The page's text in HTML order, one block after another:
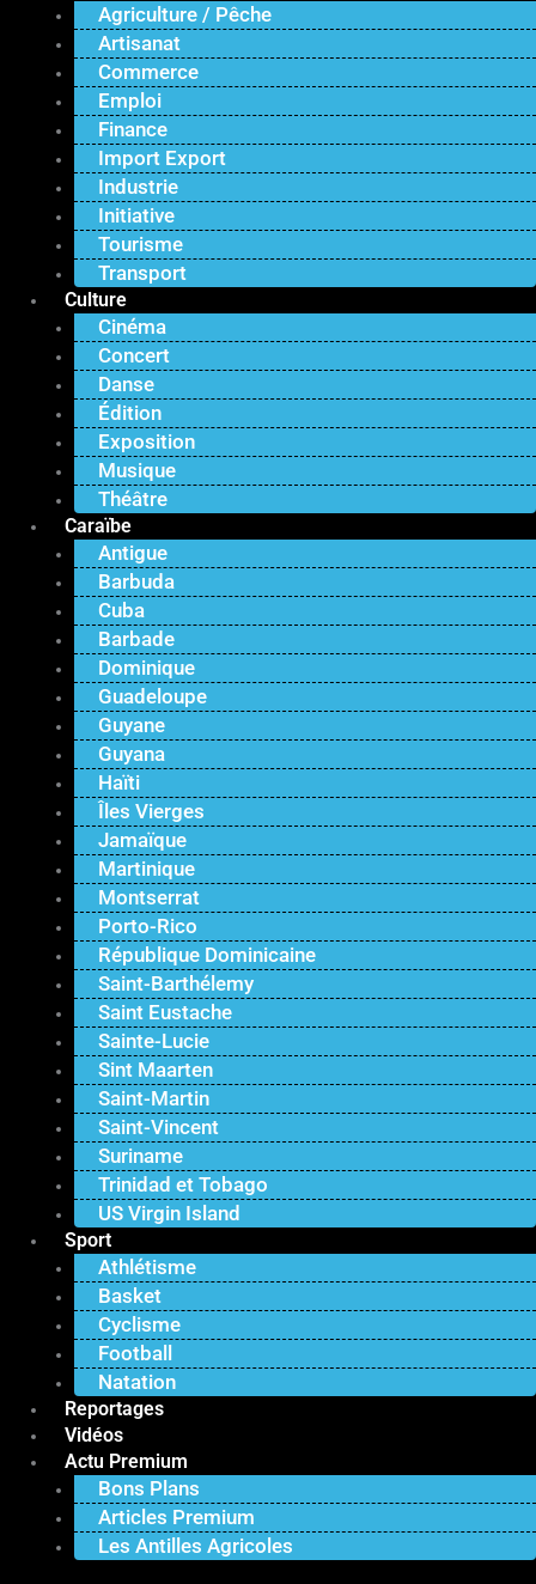
Agriculture / Pêche
Artisanat
Commerce
Emploi
Finance
Import Export
Industrie
Initiative
Tourisme
Transport
Culture
Cinéma
Concert
Danse
Édition
Exposition
Musique
Théâtre
Caraïbe
Antigue
Barbuda
Cuba
Barbade
Dominique
Guadeloupe
Guyane
Guyana
Haïti
Îles Vierges
Jamaïque
Martinique
Montserrat
Porto-Rico
République Dominicaine
Saint-Barthélemy
Saint Eustache
Sainte-Lucie
Sint Maarten
Saint-Martin
Saint-Vincent
Suriname
Trinidad et Tobago
US Virgin Island
Sport
Athlétisme
Basket
Cyclisme
Football
Natation
Reportages
Vidéos
Actu Premium
Bons Plans
Articles Premium
Les Antilles Agricoles